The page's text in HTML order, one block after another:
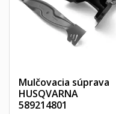
Mulčovacia súprava
HUSQVARNA
589214801